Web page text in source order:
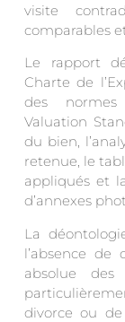
visite
comparables
Le rapport
Charte de
des normes
Valuation
du bien,
retenue, le
appliqués et
d’annexes
La
l’absence
absolue
divorce ou de